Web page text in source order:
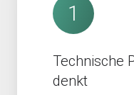
1
Technische
denkt